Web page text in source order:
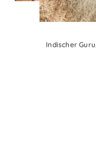
Indischer